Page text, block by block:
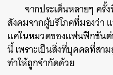
จากประเด็นหลายๆ ครั้
สังคมจากผู้บริโภคที่มองว่า
แค่ในหมวดของแฟนฟิกชันต่
นี้ เพราะเป็นสิ่งที่บุคคลที่สา
ทำให้ถูกจำกัดด้วย